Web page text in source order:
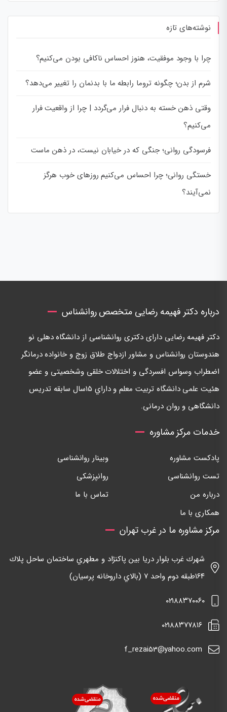
نوشته‌های تازه
چرا با وجود موفقیت، هنوز احساس ناکافی بودن می‌کنیم؟
شرم از بدن؛ چگونه تروما رابطه ما با بدنمان را تغییر می‌دهد؟
وقتی ذهن خسته به دنبال فرار می‌گردد | چرا از واقعیت فرار
می‌کنیم؟
فرسودگی روانی؛ جنگی که در خیابان نیست، در ذهن ماست
خستگی روانی؛ چرا احساس می‌کنیم روزهای خوب هرگز
نمی‌آیند؟
درباره دکتر فهیمه رضایی متخصص روانشناس
دكتر فهيمه رضايی دارای دكتری روانشناسی از دانشگاه دهلی نو
هندوستان روانشناس و مشاور ازدواج طلاق زوج و خانواده درمانگر
اضطراب وسواس افسردگی و اختلالات خلقی وشخصيتی و عضو
هئيت علمی دانشگاه تربيت معلم و داراي ١٥سال سابقه تدريس
دانشگاهی و روان درمانی.
خدمات مرکز مشاوره
پادکست مشاوره
وبینار روانشناسی
تست روانشناسی
روانپزشکی
درباره من
تماس با ما
همکاری با ما
مرکز مشاوره ما در غرب تهران
شهرك غرب بلوار دريا بين پاكنژاد و مطهري ساختمان ساحل پلاك
١٦٤طبقه دوم واحد ٧ (بالاي داروخانه پرسيان)
٠٢١٨٨٣٧٠٠٦٠
٠٢١٨٨٣٧٧٨١٦
f_rezai53@yahoo.com